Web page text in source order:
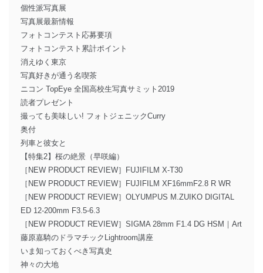
個性派写真展
写真展最新情報
フォトコンテスト応募要項
フォトコンテスト累計ポイント
消えゆく東京
写真好きが通う名喫茶
ニコン TopEye 全国高校生写真サミット2019
読者プレゼント
撮っても美味しい! フォトジェニックCurry
奥付
列車と彼女と
【特集2】桜の絶景（早咲編）
［NEW PRODUCT REVIEW］FUJIFILM X-T30
［NEW PRODUCT REVIEW］FUJIFILM XF16mmF2.8 R WR
［NEW PRODUCT REVIEW］OLYUMPUS M.ZUIKO DIGITAL
ED 12-200mm F3.5-6.3
［NEW PRODUCT REVIEW］SIGMA 28mm F1.4 DG HSM｜Art
藤原嘉騎のドラマチックLightroom講座
いま知っておくべき写真史
神々の大地